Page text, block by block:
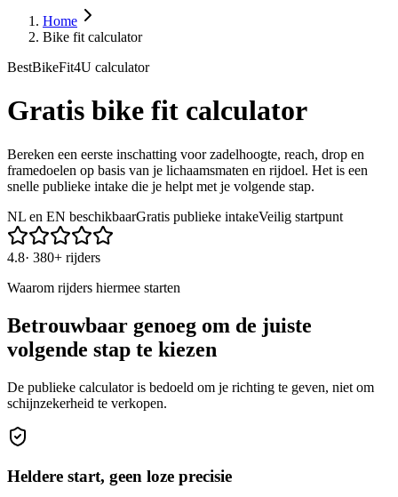
Home
Bike fit calculator
BestBikeFit4U calculator
Gratis bike fit calculator
Bereken een eerste inschatting voor zadelhoogte, reach, drop en
framedoelen op basis van je lichaamsmaten en rijdoel. Het is een
snelle publieke intake die je helpt met je volgende stap.
NL en EN beschikbaarGratis publieke intakeVeilig startpunt
4.8· 380+ rijders
Waarom rijders hiermee starten
Betrouwbaar genoeg om de juiste
volgende stap te kiezen
De publieke calculator is bedoeld om je richting te geven, niet om
schijnzekerheid te verkopen.
Heldere start, geen loze precisie